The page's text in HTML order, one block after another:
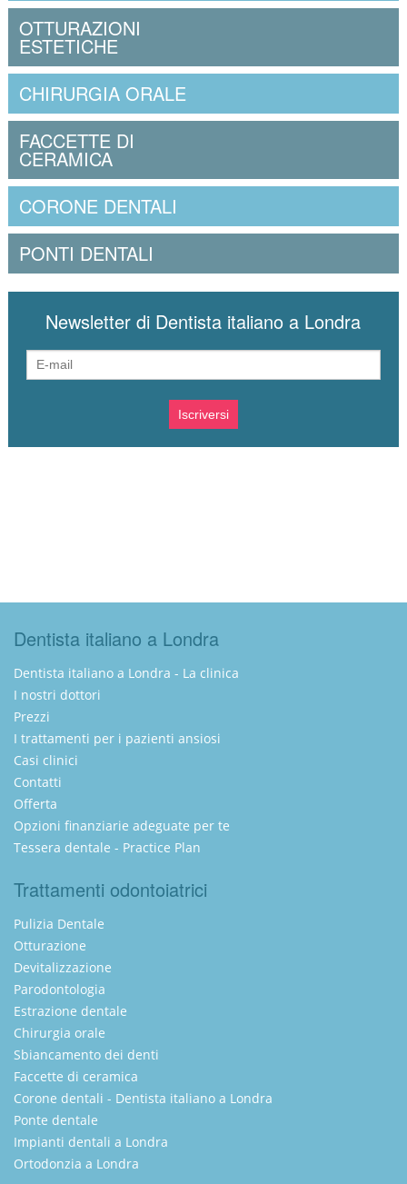
OTTURAZIONI
ESTETICHE
CHIRURGIA ORALE
FACCETTE DI
CERAMICA
CORONE DENTALI
PONTI DENTALI
Newsletter di Dentista italiano a Londra
Dentista italiano a Londra
Dentista italiano a Londra - La clinica
I nostri dottori
Prezzi
I trattamenti per i pazienti ansiosi
Casi clinici
Contatti
Offerta
Opzioni finanziarie adeguate per te
Tessera dentale - Practice Plan
Trattamenti odontoiatrici
Pulizia Dentale
Otturazione
Devitalizzazione
Parodontologia
Estrazione dentale
Chirurgia orale
Sbiancamento dei denti
Faccette di ceramica
Corone dentali - Dentista italiano a Londra
Ponte dentale
Impianti dentali a Londra
Ortodonzia a Londra